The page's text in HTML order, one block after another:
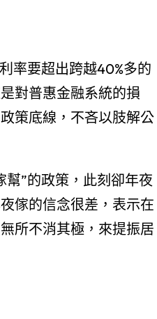
率要超出跨越40%多的
對普惠金融系統的損
策底線，不吝以肢解公
幫”的政策，此刻卻年夜
傢的信念很差，表示在
所不消其極，來提振居